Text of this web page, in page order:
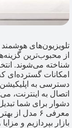
تلویزیون‌های
از محبوب‌ترین
شناخته می‌شوند.
امکانات گسترده‌ای
دسترسی به
اتصال به اینترنت،
دشوار برای شما
معرفی ۶ مدل
بازار بپردازیم و